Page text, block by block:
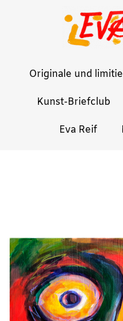
Originale und
Kunst-Briefclub
Eva Reif